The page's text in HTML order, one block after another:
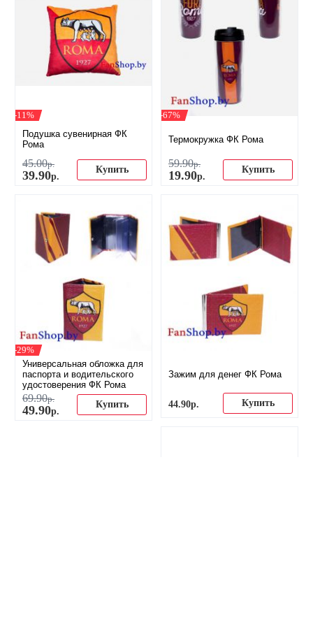
-11%
Подушка сувенирная ФК
Рома
45.00р.
39.90р.
Купить
-67%
Термокружка ФК Рома
59.90р.
19.90р.
Купить
-29%
Универсальная обложка для
паспорта и водительского
удостоверения ФК Рома
69.90р.
49.90р.
Купить
Зажим для денег ФК Рома
44.90р. Купить